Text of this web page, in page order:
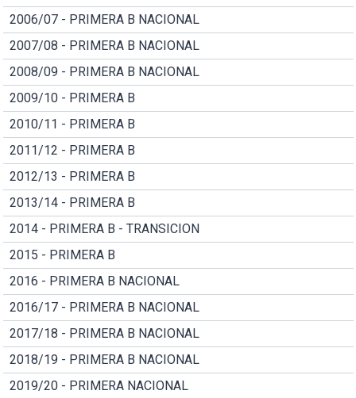
2006/07 - PRIMERA B NACIONAL
2007/08 - PRIMERA B NACIONAL
2008/09 - PRIMERA B NACIONAL
2009/10 - PRIMERA B
2010/11 - PRIMERA B
2011/12 - PRIMERA B
2012/13 - PRIMERA B
2013/14 - PRIMERA B
2014 - PRIMERA B - TRANSICION
2015 - PRIMERA B
2016 - PRIMERA B NACIONAL
2016/17 - PRIMERA B NACIONAL
2017/18 - PRIMERA B NACIONAL
2018/19 - PRIMERA B NACIONAL
2019/20 - PRIMERA NACIONAL